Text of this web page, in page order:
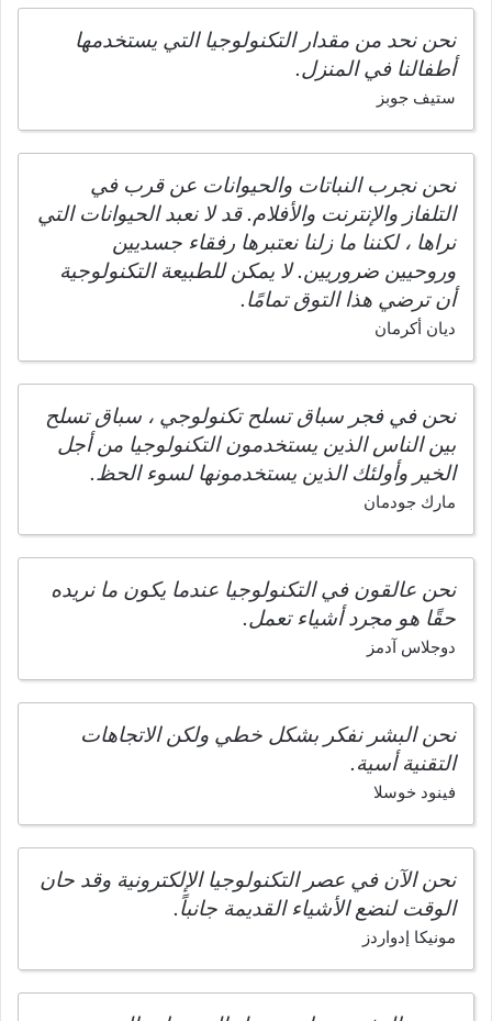
نحن نحد من مقدار التكنولوجيا التي يستخدمها
أطفالنا في المنزل.
ستيف جوبز
نحن نجرب النباتات والحيوانات عن قرب في
التلفاز والإنترنت والأفلام. قد لا نعبد الحيوانات التي
نراها ، لكننا ما زلنا نعتبرها رفقاء جسديين
وروحيين ضروريين. لا يمكن للطبيعة التكنولوجية
أن ترضي هذا التوق تمامًا.
ديان أكرمان
نحن في فجر سباق تسلح تكنولوجي ، سباق تسلح
بين الناس الذين يستخدمون التكنولوجيا من أجل
الخير وأولئك الذين يستخدمونها لسوء الحظ.
مارك جودمان
نحن عالقون في التكنولوجيا عندما يكون ما نريده
حقًا هو مجرد أشياء تعمل.
دوجلاس آدمز
نحن البشر نفكر بشكل خطي ولكن الاتجاهات
التقنية أسية.
فينود خوسلا
نحن الآن في عصر التكنولوجيا الإلكترونية وقد حان
الوقت لنضع الأشياء القديمة جانباً.
مونيكا إدواردز